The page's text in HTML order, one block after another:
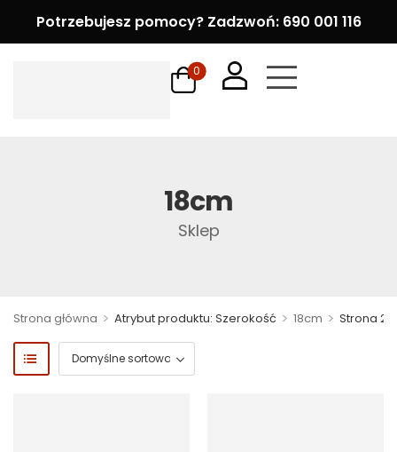
Potrzebujesz pomocy? Zadzwoń: 690 001 116
0
18cm
Sklep
Strona główna > Atrybut produktu: Szerokość > 18cm > Strona 2